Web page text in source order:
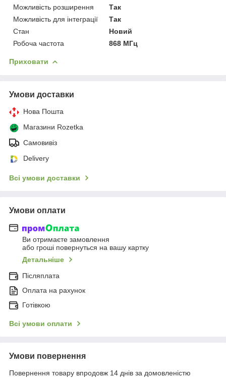
Можливість розширення
Так
Можливість для інтеграції
Так
Стан
Новий
Робоча частота
868 МГц
Приховати
Умови доставки
Нова Пошта
Магазини Rozetka
Самовивіз
Delivery
Всі умови доставки
Умови оплати
Ви отримаєте замовлення
або гроші повернуться на вашу картку
Детальніше
Післяплата
Оплата на рахунок
Готівкою
Всі умови оплати
Умови повернення
Повернення товару впродовж 14 днів за домовленістю